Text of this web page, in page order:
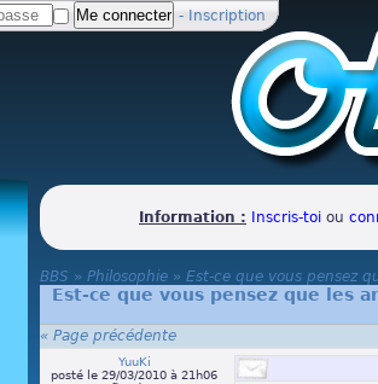
- Inscription
Information : Inscris-toi ou
BBS » Philosophie » Est-ce que vous pensez
Est-ce que vous pensez que les
« Page précédente
YuuKi
posté le 29/03/2010 à 21h06